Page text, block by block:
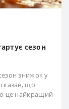
сезон
знижок у
що
це найкращий